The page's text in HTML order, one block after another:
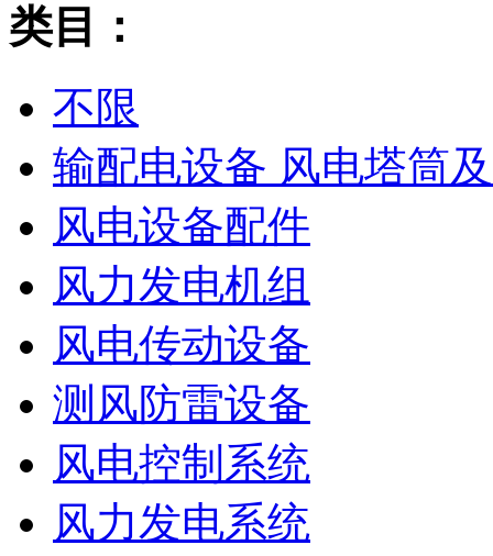
类目：
不限
输配电设备 风电塔筒
风电设备配件
风力发电机组
风电传动设备
测风防雷设备
风电控制系统
风力发电系统